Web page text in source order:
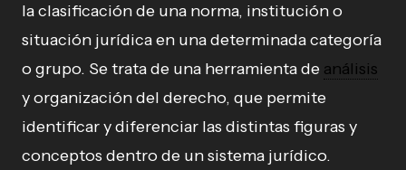
la clasificación de una norma, institución o
situación jurídica en una determinada categoría
o grupo. Se trata de una herramienta de análisis
y organización del derecho, que permite
identificar y diferenciar las distintas figuras y
conceptos dentro de un sistema jurídico.